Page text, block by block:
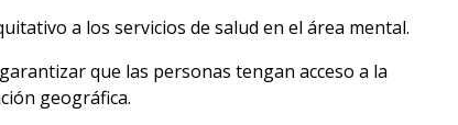
a los servicios de salud en el área mental.
que las personas tengan acceso a la
geográfica.